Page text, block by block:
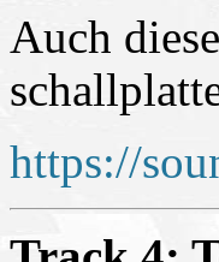
Auch
https://